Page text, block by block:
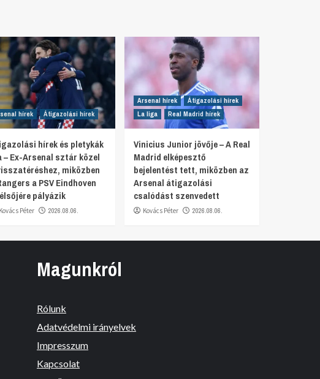
hírek Átigazolási hírek
hírek és pletykák
– Ex-Arsenal sztár közel
miközben
a PSV Eindhoven
pályázik
Kovács Péter 2026.08.06.
Arsenal hírek
Átigazolási hírek
La liga
Real Madrid hírek
Vinicius Junior jövője – A Real
Madrid elképesztő
bejelentést tett, miközben az
Arsenal átigazolási
csalódást szenvedett
Kovács Péter 2026.08.06.
Magunkról
Rólunk
Adatvédelmi irányelvek
Impresszum
Kapcsolat